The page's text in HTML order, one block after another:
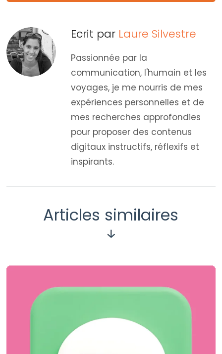
Ecrit par Laure Silvestre
Passionnée par la
communication, l'humain et les
voyages, je me nourris de mes
expériences personnelles et de
mes recherches approfondies
pour proposer des contenus
digitaux instructifs, réflexifs et
inspirants.
Articles similaires